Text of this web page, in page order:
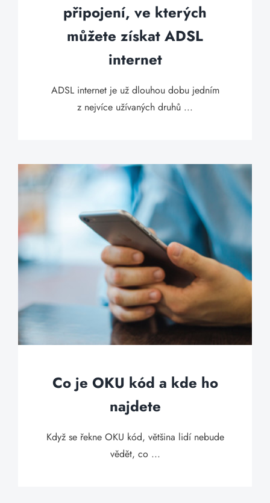
připojení, ve kterých
můžete získat ADSL
internet
ADSL internet je už dlouhou dobu jedním
z nejvíce užívaných druhů ...
Co je OKU kód a kde ho
najdete
Když se řekne OKU kód, většina lidí nebude
vědět, co ...